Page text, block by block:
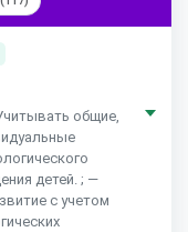
общие,
детей. ; —
с учетом